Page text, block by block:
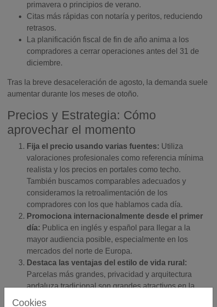
primavera o principios de verano.
Citas más rápidas con notaría y peritos, reduciendo
retrasos.
La planificación fiscal de fin de año anima a los
compradores a cerrar operaciones antes del 31 de
diciembre.
Tras la breve desaceleración de agosto, la demanda suele
aumentar durante los meses de otoño.
Precios y Estrategia: Cómo
aprovechar el momento
Fija el precio usando varias fuentes: Utiliza
valoraciones profesionales como referencia mínima
realista y los precios en portales como techo.
También buscamos comparables adecuados y
consideramos la retroalimentación de los
compradores con los que hablamos cada día.
Promociona internacionalmente desde el primer
día: Publica en inglés y español para llegar a la
mayor audiencia posible, especialmente en los
mercados del norte de Europa.
Destaca las ventajas del estilo de vida rural:
Parcelas más grandes, privacidad y arquitectura
andaluza tradicional son grandes atractivos en la
etapa post-pandemia.
Cookies